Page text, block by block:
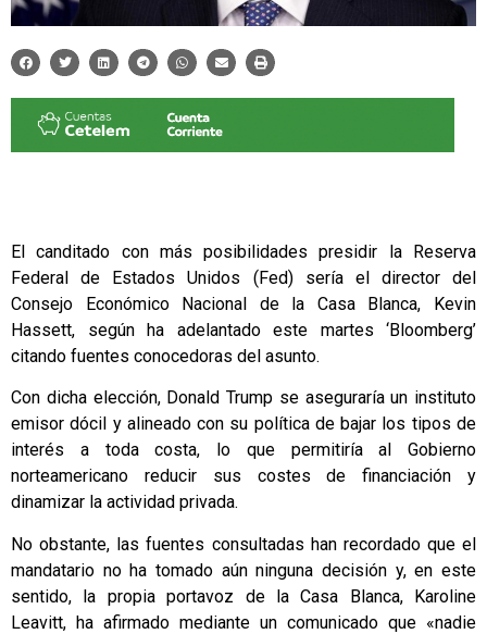
El canditado con más posibilidades presidir la Reserva
Federal de Estados Unidos (Fed) sería el director del
Consejo Económico Nacional de la Casa Blanca, Kevin
Hassett, según ha adelantado este martes ‘Bloomberg’
citando fuentes conocedoras del asunto.
Con dicha elección, Donald Trump se aseguraría un instituto
emisor dócil y alineado con su política de bajar los tipos de
interés a toda costa, lo que permitiría al Gobierno
norteamericano reducir sus costes de financiación y
dinamizar la actividad privada.
No obstante, las fuentes consultadas han recordado que el
mandatario no ha tomado aún ninguna decisión y, en este
sentido, la propia portavoz de la Casa Blanca, Karoline
Leavitt, ha afirmado mediante un comunicado que «nadie